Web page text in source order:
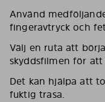
Använd
fingeravtryck och
Välj en ruta att
skyddsfilmen för
Det kan hjälpa att
fuktig trasa.